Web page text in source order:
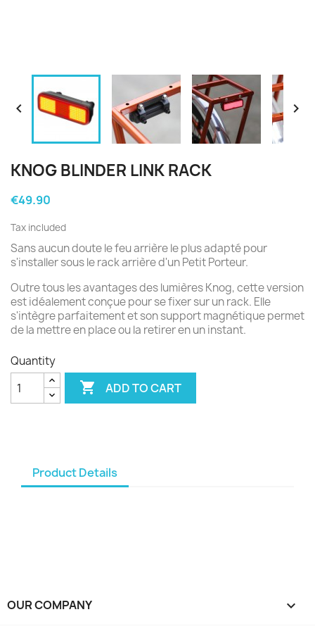
 
KNOG BLINDER LINK RACK
€49.90
Tax included
Sans aucun doute le feu arrière le plus adapté pour
s'installer sous le rack arrière d'un Petit Porteur.
Outre tous les avantages des lumières Knog, cette version
est idéalement conçue pour se fixer sur un rack. Elle
s'intègre parfaitement et son support magnétique permet
de la mettre en place ou la retirer en un instant.
Quantity
 ADD TO CART
Product Details
OUR COMPANY 